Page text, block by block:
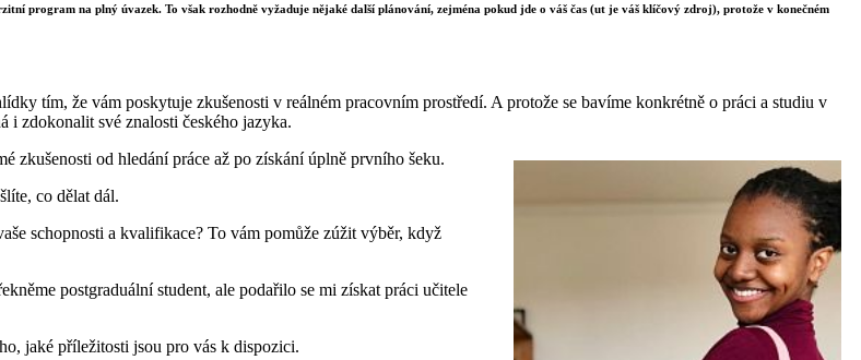
program na plný úvazek. To však rozhodně vyžaduje nějaké další plánování, zejména pokud jde o váš čas (ut je váš klíčový zdroj), protože v konečném
tím, že vám poskytuje zkušenosti v reálném pracovním prostředí. A protože se bavíme konkrétně o práci a studiu v
i zdokonalit své znalosti českého jazyka.
zkušenosti od hledání práce až po získání úplně prvního šeku.
co dělat dál.
schopnosti a kvalifikace? To vám pomůže zúžit výběr, když
postgraduální student, ale podařilo se mi získat práci učitele
jaké příležitosti jsou pro vás k dispozici.